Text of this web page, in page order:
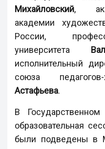
Михайловский,
академии
России,
университета
исполнительный
союза
Астафьева.
В
образовательная
были подведены в